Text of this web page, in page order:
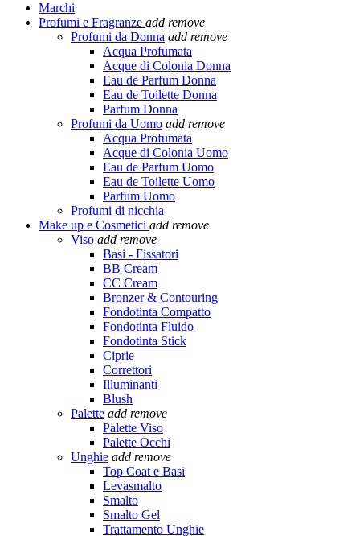
Marchi
Profumi e Fragranze add remove
Profumi da Donna add remove
Acqua Profumata
Acque di Colonia Donna
Eau de Parfum Donna
Eau de Toilette Donna
Parfum Donna
Profumi da Uomo add remove
Acqua Profumata
Acque di Colonia Uomo
Eau de Parfum Uomo
Eau de Toilette Uomo
Parfum Uomo
Profumi di nicchia
Make up e Cosmetici add remove
Viso add remove
Basi - Fissatori
BB Cream
CC Cream
Bronzer & Contouring
Fondotinta Compatto
Fondotinta Fluido
Fondotinta Stick
Ciprie
Correttori
Illuminanti
Blush
Palette add remove
Palette Viso
Palette Occhi
Unghie add remove
Top Coat e Basi
Levasmalto
Smalto
Smalto Gel
Trattamento Unghie